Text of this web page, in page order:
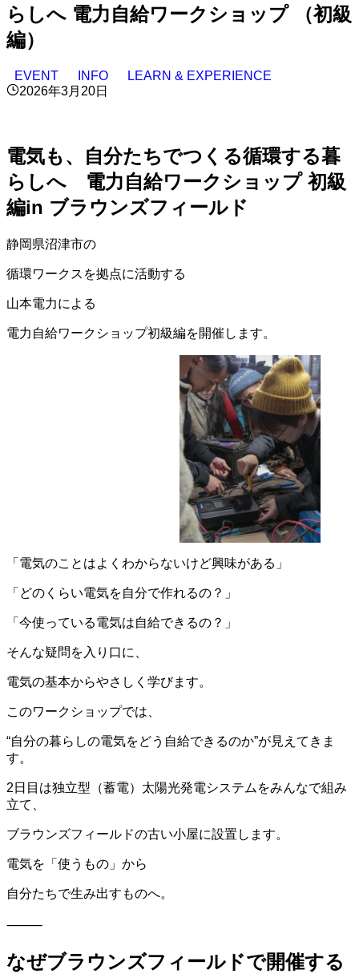
らしへ 電力自給ワークショップ （初級
編）
EVENT INFO
LEARN & EXPERIENCE
2026年3月20日
電気も、自分たちでつくる循環する暮
らしへ 電力自給ワークショップ 初級
編in ブラウンズフィールド
静岡県沼津市の
循環ワークスを拠点に活動する
山本電力による
電力自給ワークショップ初級編を開催します。
「電気のことはよくわからないけど興味がある」
「どのくらい電気を自分で作れるの？」
「今使っている電気は自給できるの？」
そんな疑問を入り口に、
電気の基本からやさしく学びます。
このワークショップでは、
“自分の暮らしの電気をどう自給できるのか”が見えてきま
す。
2日目は独立型（蓄電）太陽光発電システムをみんなで組み
立て、
ブラウンズフィールドの古い小屋に設置します。
電気を「使うもの」から
自分たちで生み出すものへ。
⸻
なぜブラウンズフィールドで開催する